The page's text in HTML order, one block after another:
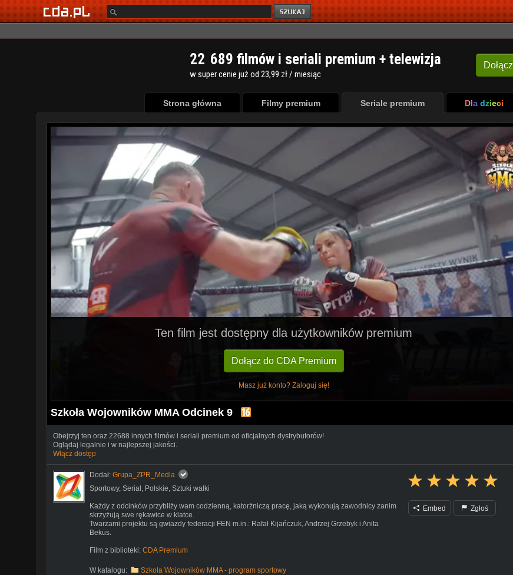
Dołącz
22 689 filmów i seriali premium + telewizja
w super cenie już od 23,99 zł / miesiąc
Strona główna Filmy premium Seriale premium Dla dzieci
Ten film jest dostępny dla użytkowników premium
Dołącz do CDA Premium
Masz już konto? Zaloguj się!
Szkoła Wojowników MMA Odcinek 9
Obejrzyj ten oraz 22688 innych filmów i seriali premium od oficjalnych dystrybutorów!
Oglądaj legalnie i w najlepszej jakości.
Włącz dostęp
Dodał: Grupa_ZPR_Media
Sportowy, Serial , Polskie, Sztuki walki
Każdy z odcinków przybliży wam codzienną, katorżniczą pracę, jaką wykonują zawodnicy zanim
skrzyżują swe rękawice w klatce.
Twarzami projektu są gwiazdy federacji FEN m.in.: Rafał Kijańczuk, Andrzej Grzebyk i Anita
Bekus.
Film z biblioteki: CDA Premium
W katalogu: Szkoła Wojowników MMA - program sportowy
Embed Zgłoś